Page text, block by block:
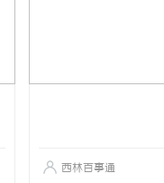
西林百事通